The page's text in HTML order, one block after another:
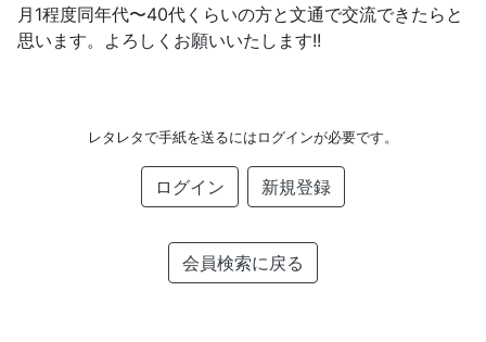
月1程度同年代〜40代くらいの方と文通で交流できたらと
思います。よろしくお願いいたします!!
レタレタで手紙を送るにはログインが必要です。
ログイン 新規登録
会員検索に戻る